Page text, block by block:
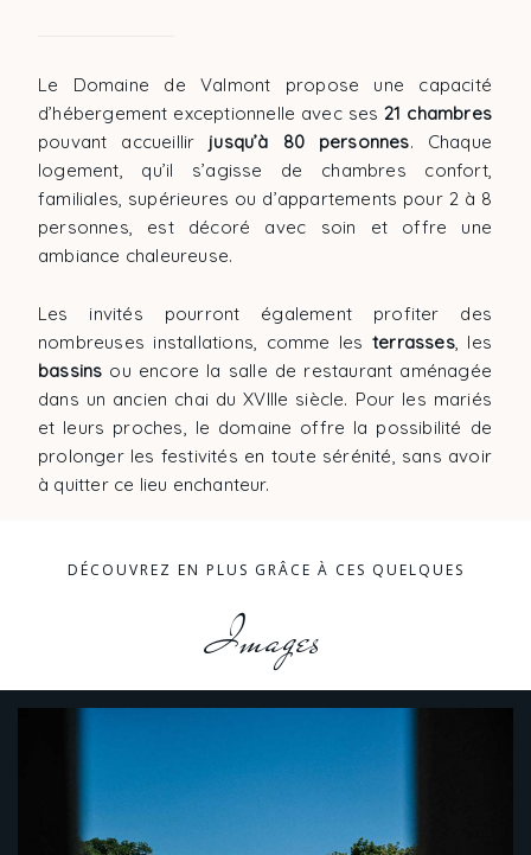
Le Domaine de Valmont propose une capacité
d’hébergement exceptionnelle avec ses21 chambres
pouvant accueillir jusqu’à 80 personnes. Chaque
logement, qu’il s’agisse de chambres confort,
familiales, supérieures ou d’appartements pour 2 à 8
personnes, est décoré avec soin et offre une
ambiance chaleureuse.
Les invités pourront également profiter des
nombreuses installations, comme les terrasses, les
bassins ou encore la salle de restaurant aménagée
dans un ancien chai du XVIIIe siècle. Pour les mariés
et leurs proches, le domaine offre la possibilité de
prolonger les festivités en toute sérénité, sans avoir
à quitter ce lieu enchanteur.
DÉCOUVREZ EN PLUS GRÂCE À CES QUELQUES
Images